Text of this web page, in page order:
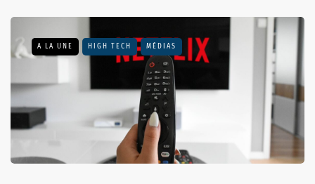
A LA UNE HIGH TECH MÉDIAS